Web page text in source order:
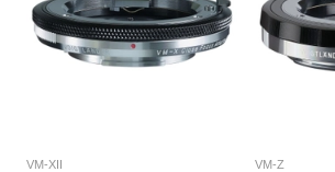
VM-XII VM-Z